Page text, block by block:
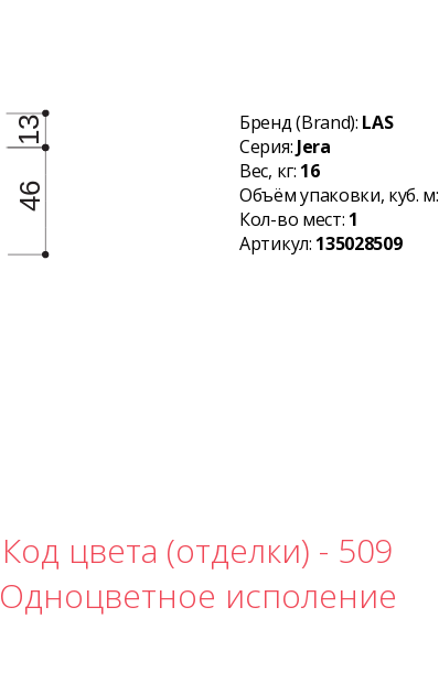
Бренд (Brand): LAS
Серия: Jera
Вес, кг: 16
Объём упаковки, куб. м:
Кол-во мест: 1
Артикул: 135028509
Код цвета (отделки) - 509
Одноцветное исполение